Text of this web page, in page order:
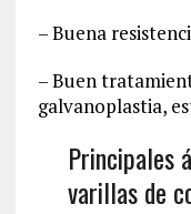
– Buena
– Buen
galvanoplastia,
Principales
varillas de